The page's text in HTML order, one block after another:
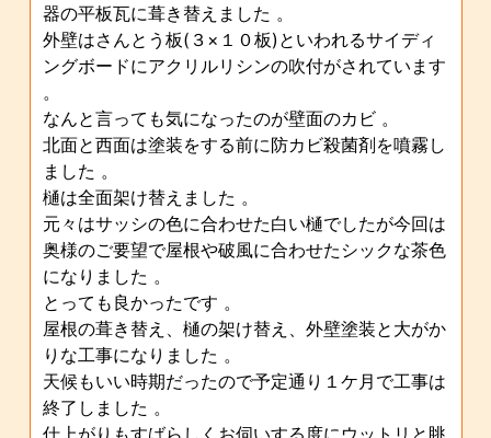
器の平板瓦に葺き替えました 。
外壁はさんとう板(３×１０板)といわれるサイディ
ングボードにアクリルリシンの吹付がされています
。
なんと言っても気になったのが壁面のカビ 。
北面と西面は塗装をする前に防カビ殺菌剤を噴霧し
ました 。
樋は全面架け替えました 。
元々はサッシの色に合わせた白い樋でしたが今回は
奥様のご要望で屋根や破風に合わせたシックな茶色
になりました 。
とっても良かったです 。
屋根の葺き替え、樋の架け替え、外壁塗装と大がか
りな工事になりました 。
天候もいい時期だったので予定通り１ケ月で工事は
終了しました 。
仕上がりもすばらしくお伺いする度にウットリと眺